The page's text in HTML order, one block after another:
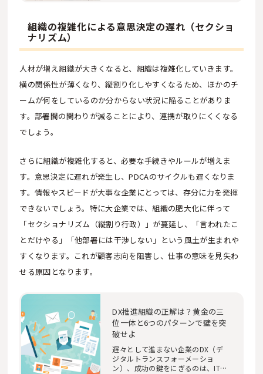
組織の複雑化による意思決定の遅れ（セクショ
ナリズム）
人材が増え組織が大きくなると、組織は複雑化していきます。
横の関係性が薄くなり、縦割り化しやすくなるため、ほかのチ
ームが何をしているのか分からない状況に陥ることがありま
す。部署間の関わりが減ることにより、連携が取りにくくなる
でしょう。
さらに組織が複雑化すると、必要な手続きやルールが増えま
す。意思決定に遅れが発生し、PDCAのサイクルも遅くなりま
す。情報やスピードが大事な企業にとっては、存分に力を発揮
できないでしょう。特に大企業では、組織の肥大化に伴って
「セクショナリズム（縦割り行政）」が蔓延し、「言われたこ
とだけやる」「他部署には干渉しない」という風土が生まれや
すくなります。これが顧客志向を阻害し、仕事の意味を見失わ
せる原因となります。
DX推進組織の正解は？黄金の三
位一体と6つのパターンで壁を突
破せよ
遅々として進まない企業のDX（デ
ジタルトランスフォーメーショ
ン）、成功の鍵をにぎるのは、IT部